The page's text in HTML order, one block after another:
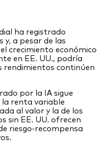
ha registrado
a pesar de las
crecimiento económico
en EE. UU., podría
rendimientos continúen
por la IA sigue
renta variable
al valor y la de los
sin EE. UU. ofrecen
riesgo-recompensa